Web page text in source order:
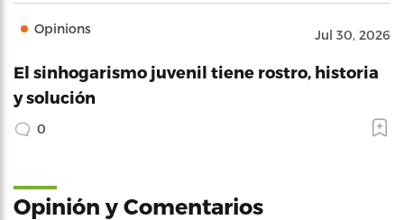
Opinions Jul 30, 2026
El sinhogarismo juvenil tiene rostro, historia
y solución
0
Opinión y Comentarios